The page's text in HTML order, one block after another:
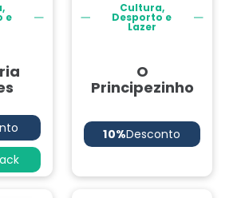
e
Cultura,
Desporto e
Lazer
O
Principezinho
10%Desconto